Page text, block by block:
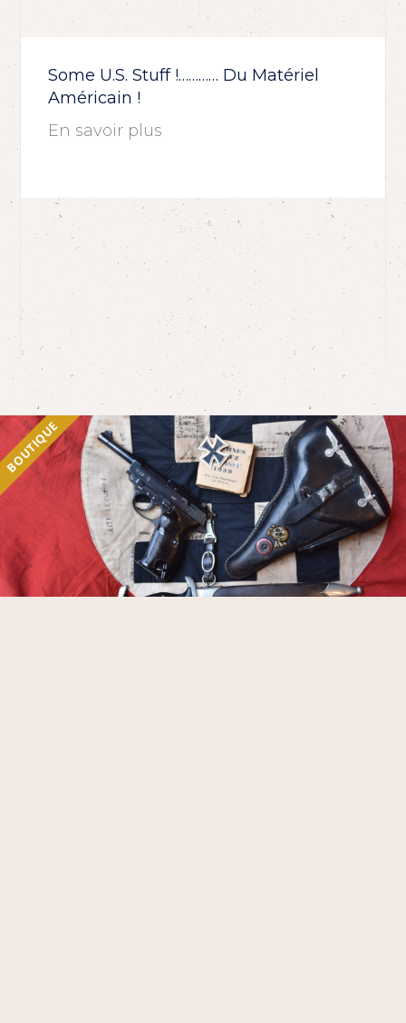
Some U.S. Stuff !………… Du Matériel
Américain !
En savoir plus
BOUTIQUE